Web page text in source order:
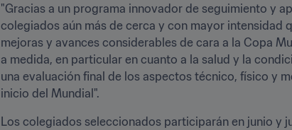
"Gracias a un programa innovador de seguimiento y
colegiados aún más de cerca y con mayor intensidad
mejoras y avances considerables de cara a la Copa
a medida, en particular en cuanto a la salud y la
una evaluación final de los aspectos técnico, físico y
inicio del Mundial".
Los colegiados seleccionados participarán en junio y